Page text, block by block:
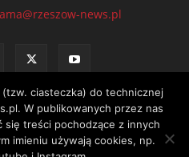
news.pl
Regulamin portalu
ciasteczka) do technicznej
W publikowanych przez nas
się treści pochodzące z innych
imieniu używają cookies, np.